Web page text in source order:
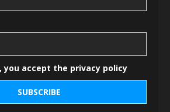
you accept the privacy policy